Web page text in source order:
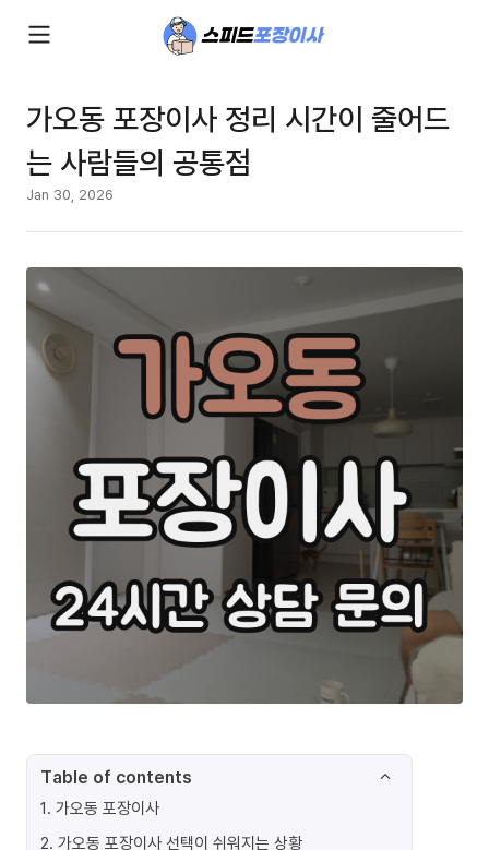
가오동 포장이사 정리 시간이 줄어드
는 사람들의 공통점
Jan 30, 2026
Table of contents
1. 가오동 포장이사
2. 가오동 포장이사 선택이 쉬워지는 상황